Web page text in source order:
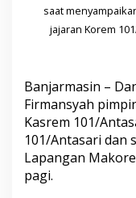
I
F
a
n
s
a
h
saat
jajaran Korem
Banjarmasin –
Firmansyah
Kasrem 101/
101/Antasari dan
Lapangan
pagi.